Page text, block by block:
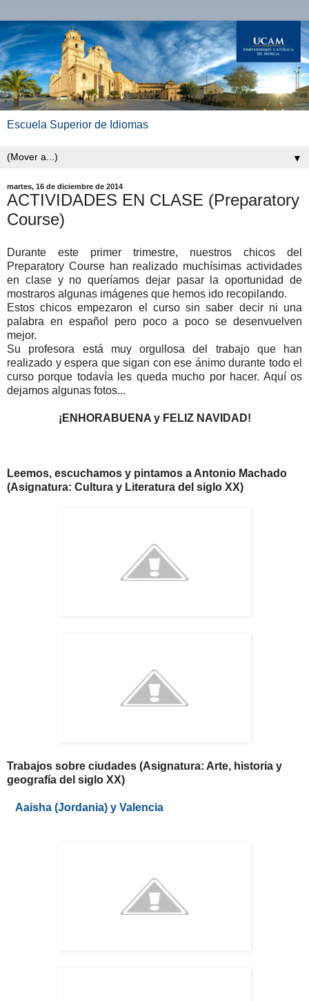
Escuela Superior de Idiomas
▼
martes, 16 de diciembre de 2014
ACTIVIDADES EN CLASE (Preparatory
Course)
Durante este primer trimestre, nuestros chicos del
Preparatory Course han realizado muchísimas actividades
en clase y no queríamos dejar pasar la oportunidad de
mostraros algunas imágenes que hemos ido recopilando.
Estos chicos empezaron el curso sin saber decir ni una
palabra en español pero poco a poco se desenvuelven
mejor.
Su profesora está muy orgullosa del trabajo que han
realizado y espera que sigan con ese ánimo durante todo el
curso porque todavía les queda mucho por hacer. Aquí os
dejamos algunas fotos...
¡ENHORABUENA y FELIZ NAVIDAD!
Leemos, escuchamos y pintamos a Antonio Machado
(Asignatura: Cultura y Literatura del siglo XX)
Trabajos sobre ciudades (Asignatura: Arte, historia y
geografía del siglo XX)
Aaisha (Jordania) y Valencia